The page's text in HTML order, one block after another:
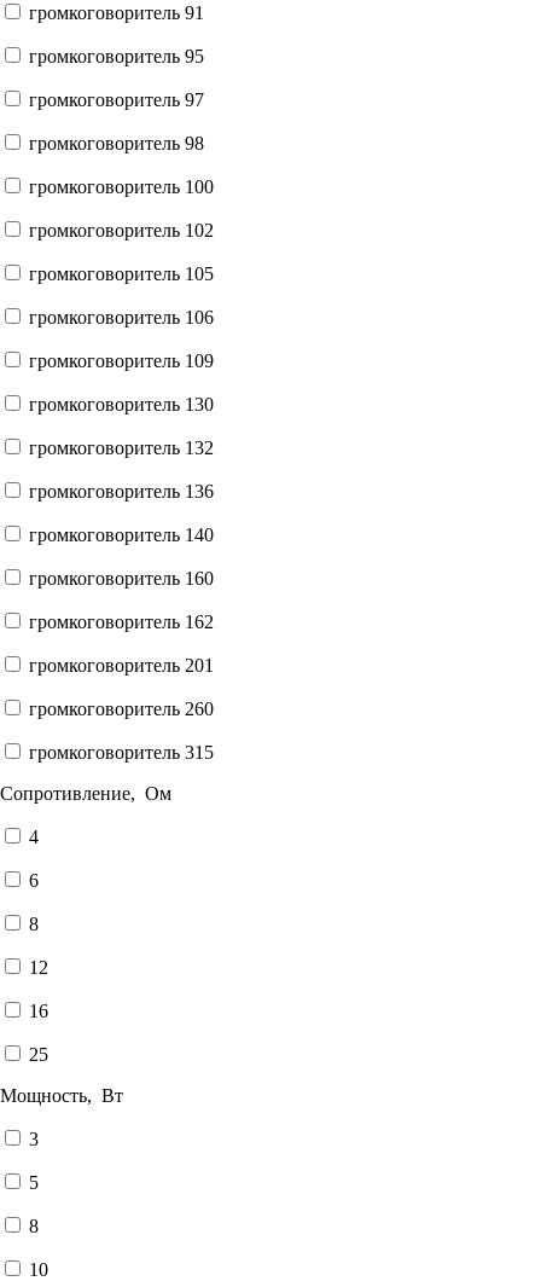
громкоговоритель 91
громкоговоритель 95
громкоговоритель 97
громкоговоритель 98
громкоговоритель 100
громкоговоритель 102
громкоговоритель 105
громкоговоритель 106
громкоговоритель 109
громкоговоритель 130
громкоговоритель 132
громкоговоритель 136
громкоговоритель 140
громкоговоритель 160
громкоговоритель 162
громкоговоритель 201
громкоговоритель 260
громкоговоритель 315
Сопротивление, Ом
4
6
8
12
16
25
Мощность, Вт
3
5
8
10